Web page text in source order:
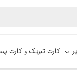
کارت تبریک و کارت